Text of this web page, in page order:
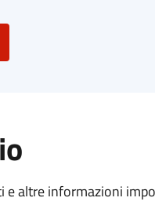
e altre informazioni